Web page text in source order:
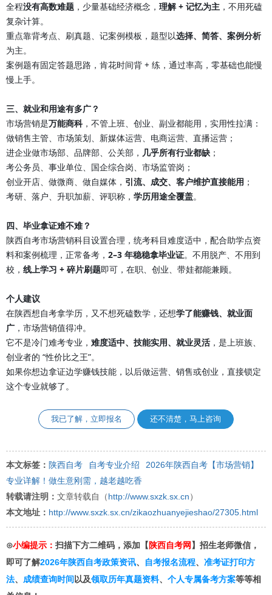
全程没有高数难题，少量基础经济概念， 理解 + 记忆为主，不用死磕
复杂计算。
重点靠背考点、刷真题、记案例模板，题型以选择、简答、案例分析
为主。
案例题有固定答题思路，肯花时间背 + 练，通过率高，零基础也能慢
慢上手。
三、就业和用途有多广？
市场营销是万能商科，不管上班、创业、副业都能用，实用性拉满：
做销售主管、市场策划、新媒体运营、电商运营、直播运营；
进企业做市场部、品牌部、公关部， 几乎所有行业都缺；
考公务员、事业单位、国企综合岗、市场监管岗；
创业开店、做微商、做自媒体， 引流、成交、客户维护直接能用 ；
考研、落户、升职加薪、评职称， 学历用途全覆盖。
四、毕业拿证难不难？
陕西自考市场营销科目设置合理，统考科目难度适中，配合助学点资
料和案例梳理，正常备考， 2–3 年稳稳拿毕业证。不用脱产、不用到
校， 线上学习 + 碎片刷题即可，在职、创业、带娃都能兼顾。
个人建议
在陕西想自考拿学历，又不想死磕数学，还想学了能赚钱、就业面
广，市场营销值得冲。
它不是冷门难考专业， 难度适中、技能实用、就业灵活，是上班族、
创业者的 “性价比之王”。
如果你想边拿证边学赚钱技能，以后做运营、销售或创业，直接锁定
这个专业就够了。
我已了解，立即报名 还不清楚，马上咨询
本文标签： 陕西自考 自考专业介绍
2026年陕西自考【市场营销】
专业详解！做生意刚需，越老越吃香
转载请注明： 文章转载自（ http://www.sxzk.sx.cn ）
本文地址： http://www.sxzk.sx.cn/zikaozhuanyejieshao/27305.html
⊙小编提示： 扫描下方二维码，添加【 陕西自考网 】招生老师微信，
即可了解2026年陕西自考政策资讯、 自考报名流程、 准考证打印方
法、 成绩查询时间以及领取历年真题资料、 个人专属备考方案等等相